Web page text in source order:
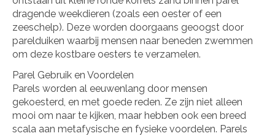
dragende weekdieren (zoals een oester of een
zeeschelp). Deze worden doorgaans geoogst door
parelduiken waarbij mensen naar beneden zwemmen
om deze kostbare oesters te verzamelen.
Parel Gebruik en Voordelen
Parels worden al eeuwenlang door mensen
gekoesterd, en met goede reden. Ze zijn niet alleen
mooi om naar te kijken, maar hebben ook een breed
scala aan metafysische en fysieke voordelen. Parels